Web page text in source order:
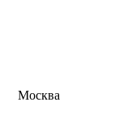
Москва